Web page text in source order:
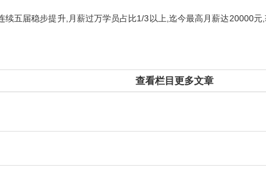
五届稳步提升,月薪过万学员占比1/3以上,迄今最高月薪达20000
查看栏目更多文章